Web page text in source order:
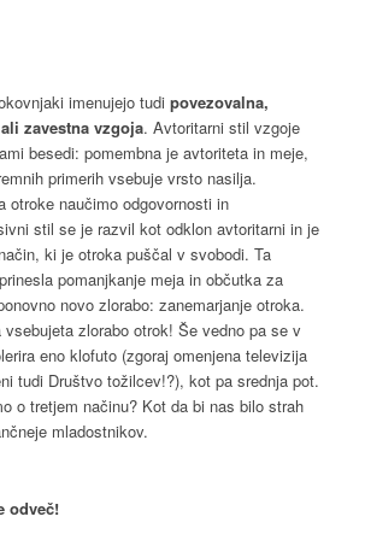
imenujejo tudi povezovalna,
zavestna vzgoja. Avtoritarni stil vzgoje
besedi: pomembna je avtoriteta in meje,
primerih vsebuje vrsto nasilja.
otroke naučimo odgovornosti in
stil se je razvil kot odklon avtoritarni in je
ki je otroka puščal v svobodi. Ta
pomanjkanje meja in občutka za
novo zlorabo: zanemarjanje otroka.
zlorabo otrok! Še vedno pa se v
eno klofuto (zgoraj omenjena televizija
tudi Društvo tožilcev!?), kot pa srednja pot.
o tretjem načinu? Kot da bi nas bilo strah
mladostnikov.
odveč!